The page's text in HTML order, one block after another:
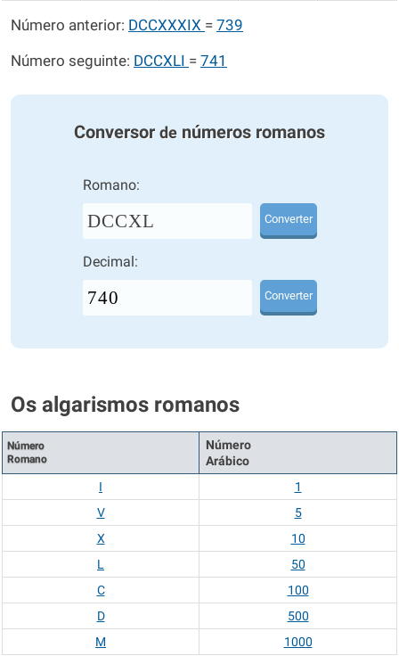
Número anterior: DCCXXXIX = 739
Número seguinte: DCCXLI = 741
Conversor de números romanos
Romano:
DCCXL Converter
Decimal:
Converter
Os algarismos romanos
Número
Romano
Número
Arábico
I
1
V
5
X
10
L
50
C
100
D
500
M
1000